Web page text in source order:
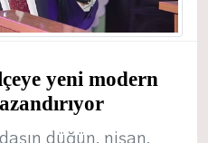
yeni modern
düğün, nişan,